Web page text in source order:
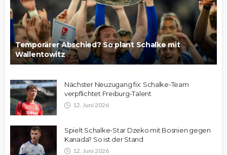
Temporärer Abschied? So plant Schalke mit
Wallentowitz
Nächster Neuzugang fix: Schalke-Team
verpflichtet Freiburg-Talent
12. Juni 2026
Spielt Schalke-Star Dzeko mit Bosnien gegen
Kanada? So ist der Stand
12. Juni 2026